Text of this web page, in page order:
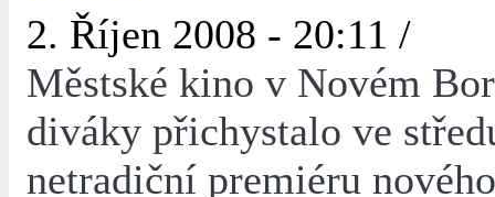
2. Říjen 2008 - 20:11 /
Městské kino v Novém
diváky přichystalo ve
netradiční premiéru